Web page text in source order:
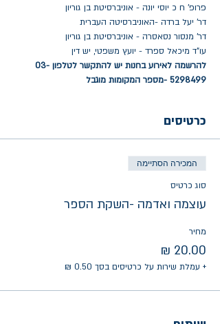
פרופ' ח כ יוסי יונה - אוניברסיטת בן גוריון
דר' יעל ברדה -האוניברסיטה העברית
דר' מנסור נסאסרה - אוניברסיטת בן גוריון
עו"ד מיכאל ספרד - יועץ משפטי, יש דין
להרשמה לאירוע בחנות יש להתקשר לטלפון 03-
5298499 -מספר המקומות מוגבל
כרטיסים
המכירה הסתיימה
סוג כרטיס
עוצמה ואדמה -השקת הספר
מחיר
+ עמלת שירות על כרטיסים בסך ‏0.50 ‏₪